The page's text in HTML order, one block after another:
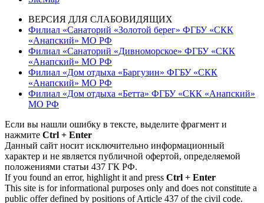
ВЕРСИЯ ДЛЯ СЛАБОВИДЯЩИХ
Филиал «Санаторий «Золотой берег» ФГБУ «СКК
«Анапский» МО РФ
Филиал «Санаторий «Дивноморское» ФГБУ «СКК
«Анапский» МО РФ
Филиал «Дом отдыха «Баргузин» ФГБУ «СКК
«Анапский» МО РФ
Филиал «Дом отдыха «Бетта» ФГБУ «СКК «Анапский»
МО РФ
Если вы нашли ошибку в тексте, выделите фрагмент и
нажмите Ctrl + Enter
Данный сайт носит исключительно информационный
характер и не является публичной офертой, определяемой
положениями статьи 437 ГК РФ.
If you found an error, highlight it and press Ctrl + Enter
This site is for informational purposes only and does not constitute a
public offer defined by positions of Article 437 of the civil code.